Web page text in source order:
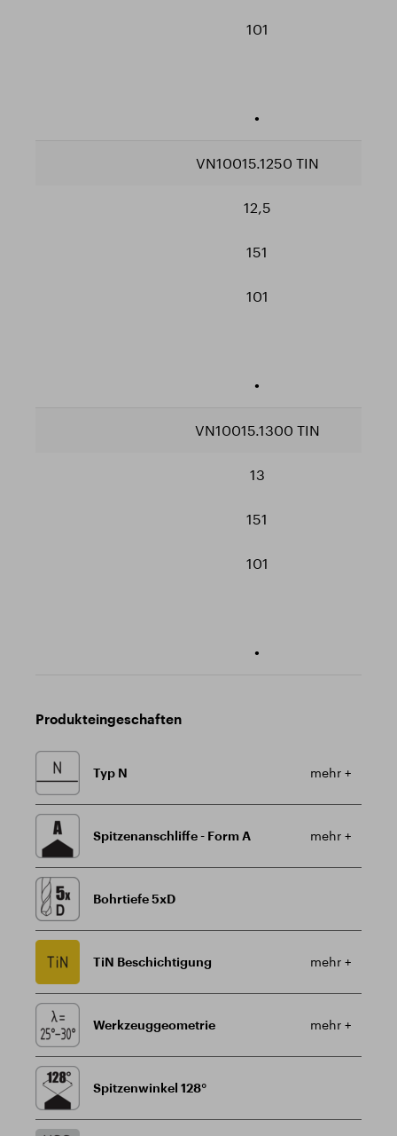
101
•
VN10015.1250 TIN
12,5
151
101
•
VN10015.1300 TIN
13
151
101
•
Produkteingeschaften
Typ N mehr +
Spitzenanschliffe - Form A mehr +
Bohrtiefe 5xD
TiN Beschichtigung mehr +
Werkzeuggeometrie mehr +
Spitzenwinkel 128°